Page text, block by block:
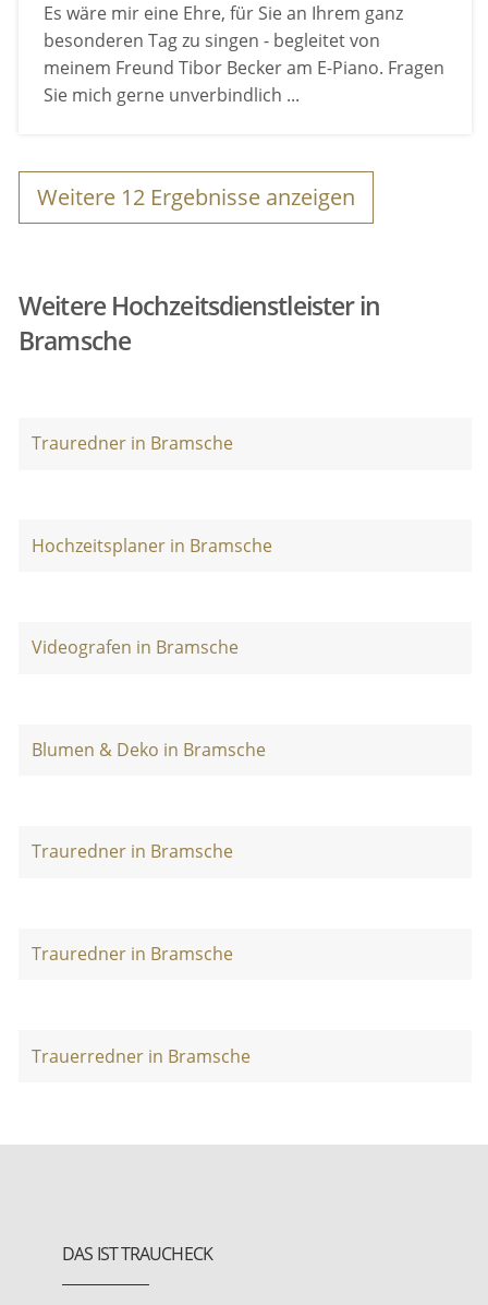
Es wäre mir eine Ehre, für Sie an Ihrem ganz
besonderen Tag zu singen - begleitet von
meinem Freund Tibor Becker am E-Piano. Fragen
Sie mich gerne unverbindlich ...
Weitere 12 Ergebnisse anzeigen
Weitere Hochzeitsdienstleister in
Bramsche
Trauredner in Bramsche
Hochzeitsplaner in Bramsche
Videografen in Bramsche
Blumen & Deko in Bramsche
Trauredner in Bramsche
Trauredner in Bramsche
Trauerredner in Bramsche
DAS IST TRAUCHECK